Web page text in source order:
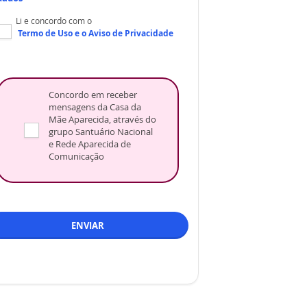
Li e concordo com o
Termo de Usoe oAviso de Privacidade
Concordo em receber
mensagens da Casa da
Mãe Aparecida, através do
grupo Santuário Nacional
e Rede Aparecida de
Comunicação
ENVIAR